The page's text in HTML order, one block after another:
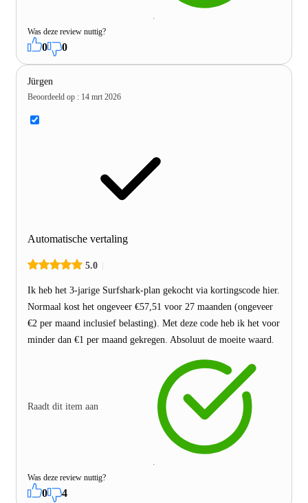
Was deze review nuttig?
0 0
Jürgen
Beoordeeld op : 14 mrt 2026
Automatische vertaling
5.0
Ik heb het 3-jarige Surfshark-plan gekocht via kortingscode hier.
Normaal kost het ongeveer €57,51 voor 27 maanden (ongeveer
€2 per maand inclusief belasting). Met deze code heb ik het voor
minder dan €1 per maand gekregen. Absoluut de moeite waard.
Raadt dit item aan
Was deze review nuttig?
0 4